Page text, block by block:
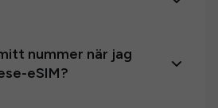
nummer när jag
eSIM?